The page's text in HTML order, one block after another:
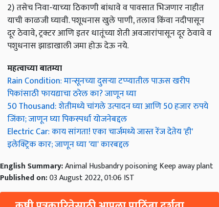
2) तसेच निवा-याच्‍या ठिकाणी बांधावे व पावसात भिजणार नाहीत
याची काळजी घ्‍यावी. पशूधनास खुले पाणी, तलाव किंवा नदीपासून
दूर ठेवावे, ट्रक्टर आणि इतर धातूंच्या शेती अवजारांपासून दूर ठेवावे व
पशुधनास झाडाखाली जमा होऊ देऊ नये.
महत्वाच्या बातम्या
Rain Condition: मान्सूनच्या दुसऱ्या टप्प्यातील पाऊस खरीप
पिकांसाठी फायद्याचा ठरेल का? जाणून घ्या
50 Thousand: शेतीमध्ये चांगले उत्पादन घ्या आणि 50 हजार रुपये
जिंका; जाणून घ्या पिकस्पर्धा योजनेबद्दल
Electric Car: काय सांगता! एका चार्जमध्ये जास्त रेंज देतेय 'ही'
इलेक्ट्रिक कार; जाणून घ्या 'या' कारबद्दल
English Summary:Animal Husbandry poisoning Keep away plant
Published on:03 August 2022, 01:06 IST